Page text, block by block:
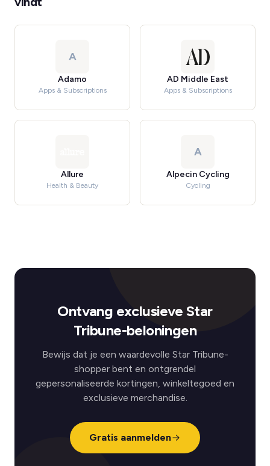
A
Adamo
Apps & Subscriptions
AD Middle East
Apps & Subscriptions
Allure
Health & Beauty
A
Alpecin Cycling
Cycling
Ontvang exclusieve Star
Tribune-beloningen
Bewijs dat je een waardevolle Star Tribune-
shopper bent en ontgrendel
gepersonaliseerde kortingen, winkeltegoed en
exclusieve merchandise.
Gratis aanmelden